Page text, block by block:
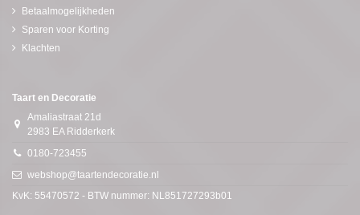
Betaalmogelijkheden
Sparen voor Korting
Klachten
Taart en Decoratie
Amaliastraat 21d
2983 EA Ridderkerk
0180-723455
webshop@taartendecoratie.nl
KvK: 55470572 - BTW nummer: NL851727293b01